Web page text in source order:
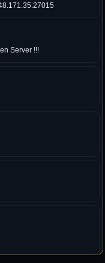
Server !!!